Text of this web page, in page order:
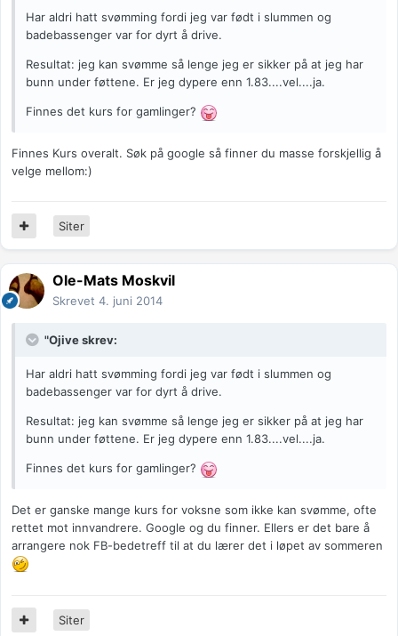
Har aldri hatt svømming fordi jeg var født i slummen og
badebassenger var for dyrt å drive.
Resultat: jeg kan svømme så lenge jeg er sikker på at jeg har
bunn under føttene. Er jeg dypere enn 1.83....vel....ja.
Finnes det kurs for gamlinger?
Finnes Kurs overalt. Søk på google så finner du masse forskjellig å
velge mellom:)
Siter
Ole-Mats Moskvil
Skrevet 4. juni 2014
"Ojive skrev:
Har aldri hatt svømming fordi jeg var født i slummen og
badebassenger var for dyrt å drive.
Resultat: jeg kan svømme så lenge jeg er sikker på at jeg har
bunn under føttene. Er jeg dypere enn 1.83....vel....ja.
Finnes det kurs for gamlinger?
Det er ganske mange kurs for voksne som ikke kan svømme, ofte
rettet mot innvandrere. Google og du finner. Ellers er det bare å
arrangere nok FB-bedetreff til at du lærer det i løpet av sommeren
Siter